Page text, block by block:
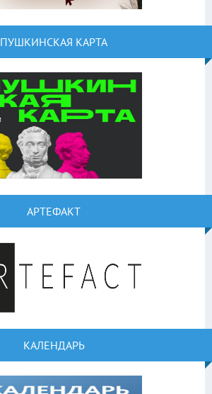
ПУШКИНСКАЯ КАРТА
АРТЕФАКТ
КАЛЕНДАРЬ